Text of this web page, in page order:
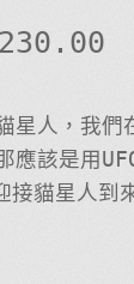
230.00
星人，我們
應該是用
貓星人到